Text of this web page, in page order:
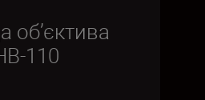
об’єктива
110